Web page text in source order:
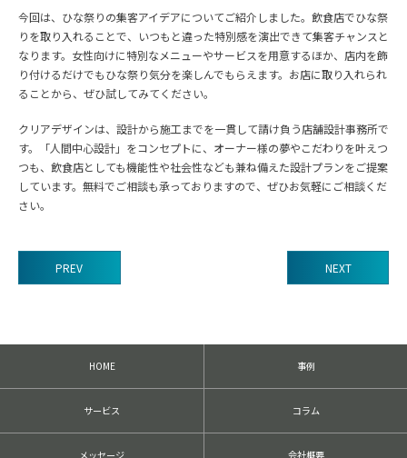
今回は、ひな祭りの集客アイデアについてご紹介しました。飲食店でひな祭
りを取り入れることで、いつもと違った特別感を演出できて集客チャンスと
なります。女性向けに特別なメニューやサービスを用意するほか、店内を飾
り付けるだけでもひな祭り気分を楽しんでもらえます。お店に取り入れられ
ることから、ぜひ試してみてください。
クリアデザインは、設計から施工までを一貫して請け負う店舗設計事務所で
す。「人間中心設計」をコンセプトに、オーナー様の夢やこだわりを叶えつ
つも、飲食店としても機能性や社会性なども兼ね備えた設計プランをご提案
しています。無料でご相談も承っておりますので、ぜひお気軽にご相談くだ
さい。
の
へ
ン
PREV NEXT
HOME 事例
サービス コラム
メッセージ 会社概要